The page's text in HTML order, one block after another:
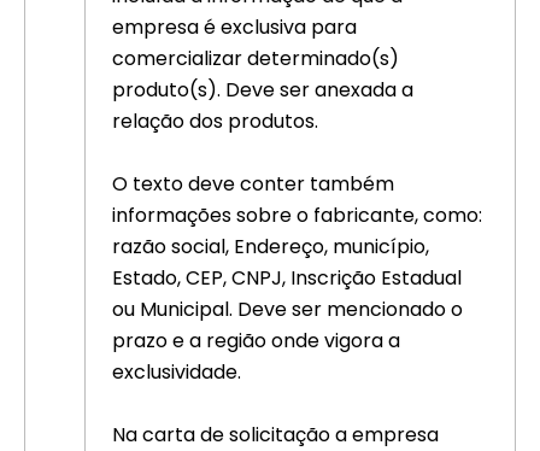
empresa é exclusiva para
comercializar determinado(s)
produto(s). Deve ser anexada a
relação dos produtos.
O texto deve conter também
informações sobre o fabricante, como:
razão social, Endereço, município,
Estado, CEP, CNPJ, Inscrição Estadual
ou Municipal. Deve ser mencionado o
prazo e a região onde vigora a
exclusividade.
Na carta de solicitação a empresa